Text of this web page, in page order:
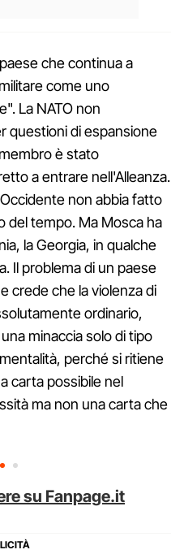
che continua a
come uno
La NATO non
questioni di espansione
è stato
a entrare nell'Alleanza.
non abbia fatto
del tempo. Ma Mosca ha
la Georgia, in qualche
Il problema di un paese
crede che la violenza di
ordinario,
minaccia solo di tipo
perché si ritiene
carta possibile nel
ma non una carta che
su Fanpage.it